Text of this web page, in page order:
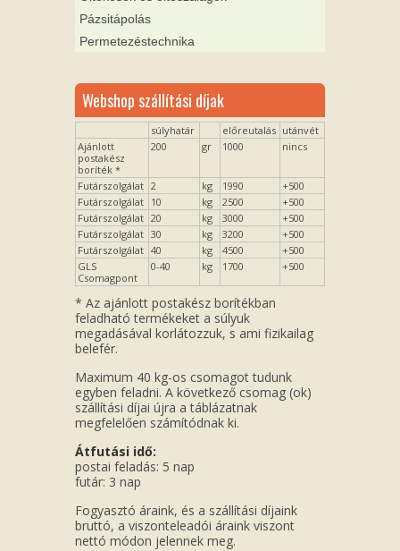
Pázsitápolás
Permetezéstechnika
Webshop szállítási díjak
súlyhatár előreutalás utánvét
Ajánlott
postakész
boríték *
200 gr 1000 nincs
Futárszolgálat 2 kg 1990
+500
Futárszolgálat 10 kg 2500
+500
Futárszolgálat 20 kg 3000
+500
Futárszolgálat 30 kg 3200
+500
Futárszolgálat 40 kg 4500
+500
GLS
Csomagpont
0-40 kg 1700 +500
* Az ajánlott postakész borítékban
feladható termékeket a súlyuk
megadásával korlátozzuk, s ami fizikailag
belefér.
Maximum 40 kg-os csomagot tudunk
egyben feladni. A következő csomag (ok)
szállítási díjai újra a táblázatnak
megfelelően számítódnak ki.
Átfutási idő:
postai feladás: 5 nap
futár: 3 nap
Fogyasztó áraink, és a szállítási díjaink
bruttó, a viszonteleadói áraink viszont
nettó módon jelennek meg.